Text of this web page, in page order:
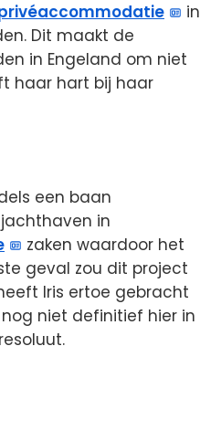
in
Dit maakt de
in Engeland om niet
haar hart bij haar
een baan
in
zaken waardoor het
geval zou dit project
Iris ertoe gebracht
niet definitief hier in